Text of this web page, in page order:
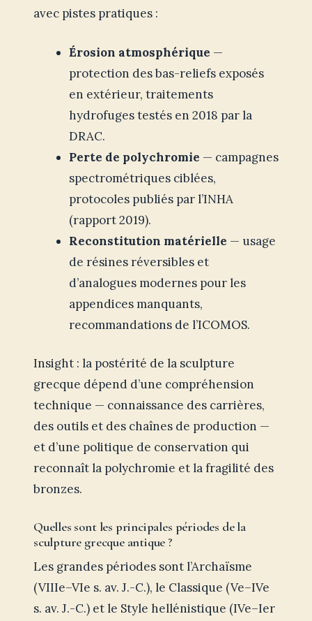
avec pistes pratiques :
Érosion atmosphérique —
protection des bas-reliefs exposés
en extérieur, traitements
hydrofuges testés en 2018 par la
DRAC.
Perte de polychromie — campagnes
spectrométriques ciblées,
protocoles publiés par l’INHA
(rapport 2019).
Reconstitution matérielle — usage
de résines réversibles et
d’analogues modernes pour les
appendices manquants,
recommandations de l’ICOMOS.
Insight : la postérité de la sculpture
grecque dépend d’une compréhension
technique — connaissance des carrières,
des outils et des chaînes de production —
et d’une politique de conservation qui
reconnaît la polychromie et la fragilité des
bronzes.
Quelles sont les principales périodes de la
sculpture grecque antique ?
Les grandes périodes sont l’Archaïsme
(VIIIe–VIe s. av. J.-C.), le Classique (Ve–IVe
s. av. J.-C.) et le Style hellénistique (IVe–Ier